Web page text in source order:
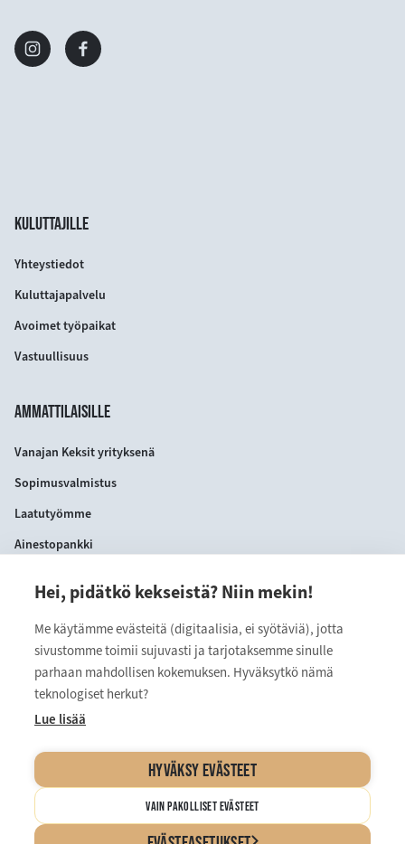
Hei, pidätkö kekseistä? Niin mekin!
Me käytämme evästeitä (digitaalisia, ei syötäviä), jotta
sivustomme toimii sujuvasti ja tarjotaksemme sinulle
parhaan mahdollisen kokemuksen. Hyväksytkö nämä
teknologiset herkut?
Lue lisää
HYVÄKSY EVÄSTEET
VAIN PAKOLLISET EVÄSTEET
KULUTTAJILLE
Yhteystiedot
Kuluttajapalvelu
Avoimet työpaikat
Vastuullisuus
AMMATTILAISILLE
Vanajan Keksit yrityksenä
Sopimusvalmistus
Laatutyömme
Ainestopankki
YHTEYSTIEDOT
VANAJAN KEKSIT OY
Myllärinkatu 9
13110 Hämeenlinna
Evästeasetukset ja tietosuojaseloste